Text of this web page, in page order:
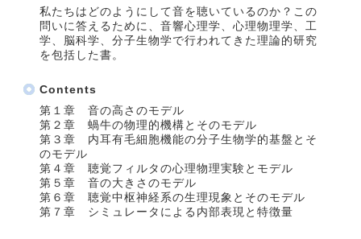
私たちはどのようにして音を聴いているのか？この
問いに答えるために、音響心理学、心理物理学、工
学、脳科学、分子生物学で行われてきた理論的研究
を包括した書。
Contents
第１章 音の高さのモデル
第２章 蝸牛の物理的機構とそのモデル
第３章 内耳有毛細胞機能の分子生物学的基盤とそ
のモデル
第４章 聴覚フィルタの心理物理実験とモデル
第５章 音の大きさのモデル
第６章 聴覚中枢神経系の生理現象とそのモデル
第７章 シミュレータによる内部表現と特徴量